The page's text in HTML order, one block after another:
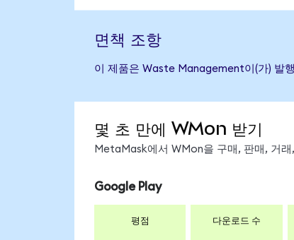
면책 조항
이 제품은 Waste Management이(가) 발
몇 초 만에 WMon 받기
MetaMask에서 WMon을 구매, 판매, 거
Google Play
평점 다운로드 수